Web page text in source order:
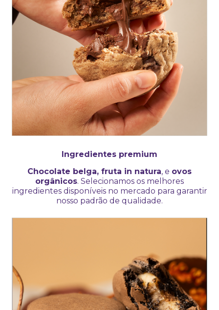
Ingredientes premium
Chocolate belga, fruta in natura, e ovos
orgânicos. Selecionamos os melhores
ingredientes disponíveis no mercado para garantir
nosso padrão de qualidade.